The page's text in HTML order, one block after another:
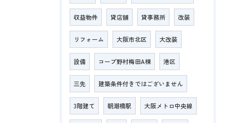
収益物件 貸店舗 貸事務所 改装
リフォーム 大阪市北区 大改装
設備 コープ野村梅田A棟 港区
三先 建築条件付きではございません
3階建て 朝潮橋駅 大阪メトロ中央線